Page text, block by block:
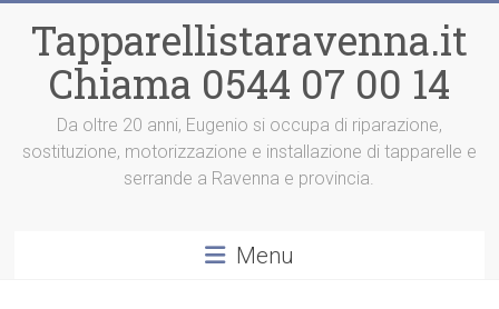
contenuto
Tapparellistaravenna.it
Chiama 0544 07 00 14
Da oltre 20 anni, Eugenio si occupa di riparazione,
sostituzione, motorizzazione e installazione di tapparelle e
serrande a Ravenna e provincia.
Menu